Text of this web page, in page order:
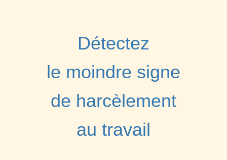
Détectez
le moindre signe
de harcèlement
au travail